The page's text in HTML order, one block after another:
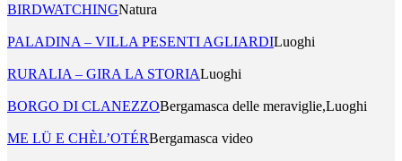
BIRDWATCHINGNatura
PALADINA – VILLA PESENTI AGLIARDILuoghi
RURALIA – GIRA LA STORIALuoghi
BORGO DI CLANEZZOBergamasca delle meraviglie,Luoghi
ME LÜ E CHÈL’OTÉRBergamasca video